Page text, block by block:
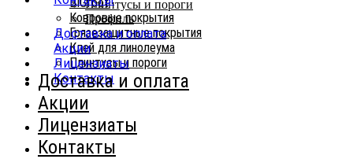
Плинтусы и пороги
Профиль
Доставка и оплата
Акции
Лицензиаты
Контакты
Ковровые покрытия
Грязезащитные покрытия
Клей для линолеума
Плинтусы и пороги
Доставка и оплата
Акции
Лицензиаты
Контакты